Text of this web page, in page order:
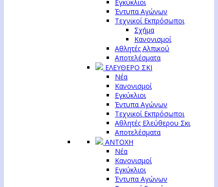
Εγκύκλιοι
Έντυπα Αγώνων
Τεχνικοί Εκπρόσωποι
Σχήμα
Κανονισμοί
Αθλητές Αλπικού
Αποτελέσματα
ΕΛΕΥΘΕΡΟ ΣΚΙ
Νέα
Κανονισμοί
Εγκύκλιοι
Έντυπα Αγώνων
Τεχνικοί Εκπρόσωποι
Αθλητές Ελεύθερου Σκι
Αποτελέσματα
ΑΝΤΟΧΗ
Νέα
Κανονισμοί
Εγκύκλιοι
Έντυπα Αγώνων